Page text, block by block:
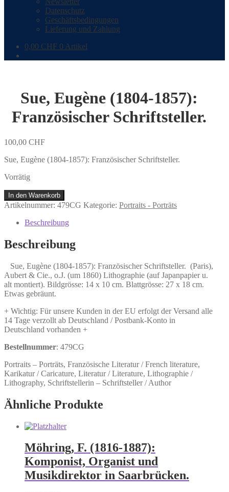
Datenschutz
Geschäftsbedingungen
Lieferung und Zahlung
0,00 CHF 0 Artikel
Sue, Eugène (1804-1857):
Französischer Schriftsteller.
100,00 CHF
Sue, Eugène (1804-1857): Französischer Schriftsteller.
Vorrätig
Sue,
Eugène
1857):
Schriftsteller.
Menge
In den Warenkorb
Artikelnummer: 479CG Kategorie: Portraits - Porträts
Beschreibung
Beschreibung
Sue, Eugène (1804-1857): Französischer Schriftsteller. (Paris),
Aubert & Cie., o.J. (um 1860) Lithographie (auf Japanpapier u.
alt montiert). Bildgrösse: 14 x 10 cm. Blattgrösse: 27 x 18 cm.
Etwas gebräunt.
+ Wichtig: Für unsere Kunden in der EU erfolgt der Versand alle
14 Tage verzollt ab Deutschland / Postbank-Konto in
Deutschland vorhanden +
Bestellnummer: 479CG
Portraits – Porträts, Französische Literatur / French literature,
Karikatur / Caricature, Literatur / Literature, Lithographie /
Lithography, Schriftstellerin – Schriftsteller / Author
Ähnliche Produkte
Möhring, F. (1816-1887):
Komponist, Organist und
Musikdirektor in Saarbrücken.